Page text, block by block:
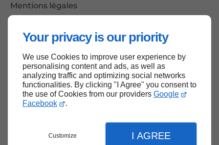
Your privacy is our priority
We use Cookies to improve user experience by
personalising content and ads, as well as
analyzing traffic and optimizing social networks
functionalities. By clicking "I Agree" you consent to
the use of Cookies from our providers Google
Facebook
.
Customize I AGREE
Mentions légales
Haut de page